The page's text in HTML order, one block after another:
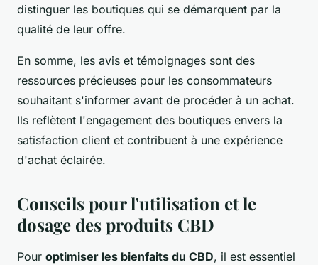
distinguer les boutiques qui se démarquent par la
qualité de leur offre.
En somme, les avis et témoignages sont des
ressources précieuses pour les consommateurs
souhaitant s'informer avant de procéder à un achat.
Ils reflètent l'engagement des boutiques envers la
satisfaction client et contribuent à une expérience
d'achat éclairée.
Conseils pour l'utilisation et le
dosage des produits CBD
Pour optimiser les bienfaits du CBD, il est essentiel